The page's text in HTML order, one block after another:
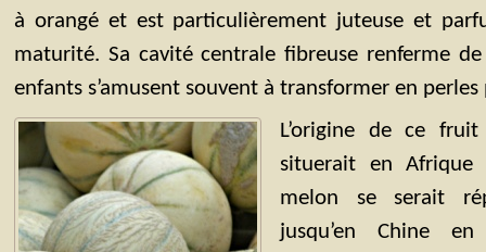
à orangé et est particulièrement juteuse et
maturité. Sa cavité centrale fibreuse renferme
enfants s’amusent souvent à transformer en
L’origine de ce
situerait en Afrique
melon se serait
jusqu’en Chine